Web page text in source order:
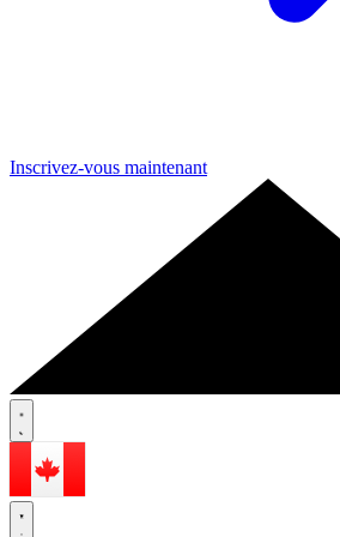
Inscrivez-vous maintenant